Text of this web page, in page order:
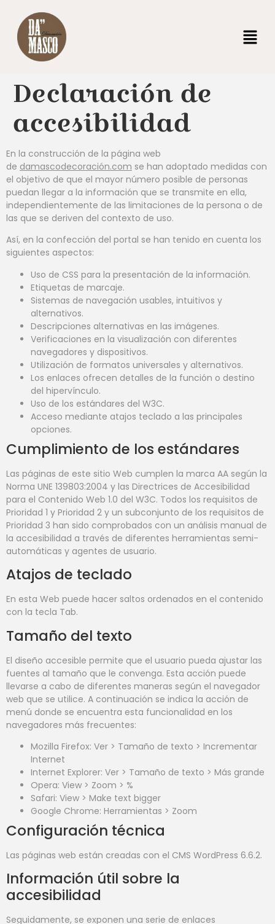
Declaración de
accesibilidad
En la construcción de la página web
de damascodecoración.com se han adoptado medidas con
el objetivo de que el mayor número posible de personas
puedan llegar a la información que se transmite en ella,
independientemente de las limitaciones de la persona o de
las que se deriven del contexto de uso.
Así, en la confección del portal se han tenido en cuenta los
siguientes aspectos:
Uso de CSS para la presentación de la información.
Etiquetas de marcaje.
Sistemas de navegación usables, intuitivos y
alternativos.
Descripciones alternativas en las imágenes.
Verificaciones en la visualización con diferentes
navegadores y dispositivos.
Utilización de formatos universales y alternativos.
Los enlaces ofrecen detalles de la función o destino
del hipervínculo.
Uso de los estándares del W3C.
Acceso mediante atajos teclado a las principales
opciones.
Cumplimiento de los estándares
Las páginas de este sitio Web cumplen la marca AA según la
Norma UNE 139803:2004 y las Directrices de Accesibilidad
para el Contenido Web 1.0 del W3C. Todos los requisitos de
Prioridad 1 y Prioridad 2 y un subconjunto de los requisitos de
Prioridad 3 han sido comprobados con un análisis manual de
la accesibilidad a través de diferentes herramientas semi-
automáticas y agentes de usuario.
Atajos de teclado
En esta Web puede hacer saltos ordenados en el contenido
con la tecla Tab.
Tamaño del texto
El diseño accesible permite que el usuario pueda ajustar las
fuentes al tamaño que le convenga. Esta acción puede
llevarse a cabo de diferentes maneras según el navegador
web que se utilice. A continuación se indica la acción de
menú donde se encuentra esta funcionalidad en los
navegadores más frecuentes:
Mozilla Firefox: Ver > Tamaño de texto > Incrementar
Internet
Internet Explorer: Ver > Tamaño de texto > Más grande
Opera: View > Zoom > %
Safari: View > Make text bigger
Google Chrome: Herramientas > Zoom
Configuración técnica
Las páginas web están creadas con el CMS WordPress 6.6.2.
Información útil sobre la
accesibilidad
Seguidamente, se exponen una serie de enlaces